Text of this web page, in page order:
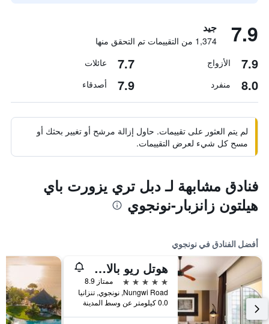
7.9 جيد
1,374 من التقييمات تم التحقق منها
7.9 الأزواج 7.7 عائلات
8.0 منفرد 7.9 أصدقاء
لم يتم العثور على تقييمات. حاول إزالة مرشح أو تغيير بحثك أو
مسح كل شيء لعرض التقييمات.
فنادق مشابهة لـ دبل تري يزورت باي
هيلتون زانزبار-نونجوي
أفضل الفنادق في نونجوي
هوتل ريو بالاس زانزيبار - عامامل جميع الخدمات
5 نجوم
ممتاز 8.9
Nungwi Road, نونجوي, تنزانيا
0.0 كيلومتر عن وسط المدينة